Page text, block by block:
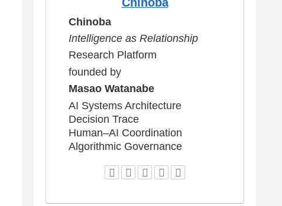
Chinoba
Intelligence as Relationship
Research Platform
founded by
Masao Watanabe
AI Systems Architecture
Decision Trace
Human–AI Coordination
Algorithmic Governance